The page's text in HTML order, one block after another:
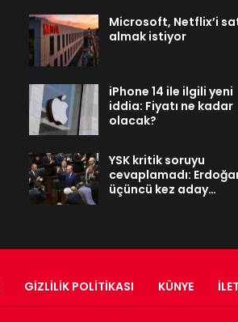
Microsoft, Netflix’i
almak istiyor
iPhone 14 ile ilgili yeni
iddia: Fiyatı ne kadar
olacak?
YSK kritik soruyu
cevaplamadı:
üçüncü kez aday…
GIZLILIK POLITIKASI KÜNYE